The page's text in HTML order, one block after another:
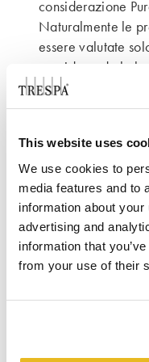
This website uses
We use cookies to
media features and to
information about
advertising and
information that
from your use of their
considerazione
Naturalmente le
essere valutate
considerando la
prezzo e la durata
decisamente
Contour
Contour
Contour
stato fondato da
propone progetti